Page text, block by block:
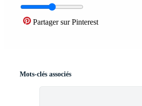
Partager sur Pinterest
Mots-clés associés